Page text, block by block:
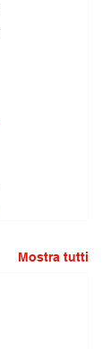
Mostra tutti